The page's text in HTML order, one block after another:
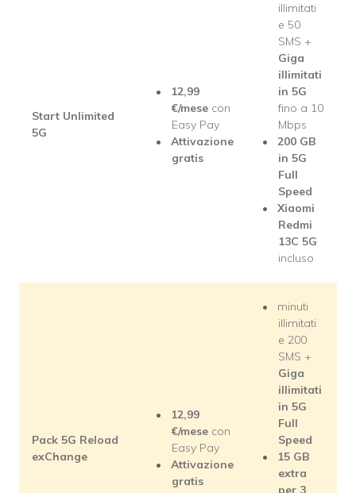
Start Unlimited
5G
12,99
€/mese con
Easy Pay
Attivazione
gratis
illimitati
e 50
SMS +
Giga
illimitati
in 5G
fino a 10
Mbps
200 GB
in 5G
Full
Speed
Xiaomi
Redmi
13C 5G
incluso
Pack 5G Reload
exChange
12,99
€/mese con
Easy Pay
Attivazione
gratis
minuti
illimitati
e 200
SMS +
Giga
illimitati
in 5G
Full
Speed
15 GB
extra
per 3